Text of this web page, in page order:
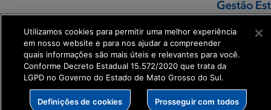
SETDIG | Secretaria-
Executiva de
Transformação Digital
get_footer();
Utilizamos cookies para permitir uma melhor experiência
em nosso website e para nos ajudar a compreender
quais informações são mais úteis e relevantes para você.
Conforme Decreto Estadual 15.572/2020 que trata da
LGPD no Governo do Estado de Mato Grosso do Sul.
Definições de cookies Prosseguir com todos